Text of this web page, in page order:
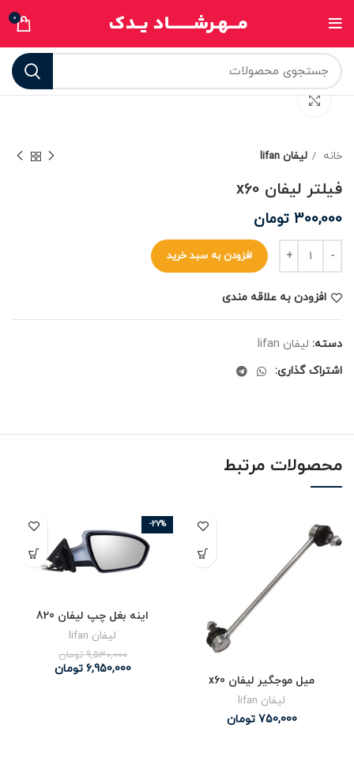
0
برای بزرگنمایی کلیک کنید
خانه لیفان lifan
فیلتر لیفان x60
300,000 تومان
افزودن به سبد خرید
افزودن به علاقه مندی
دسته: لیفان lifan
اشتراک گذاری:
محصولات مرتبط
میل موجگیر لیفان x60
لیفان lifan
750,000 تومان
-27%
اینه بغل چپ لیفان 820
لیفان lifan
9,530,000 تومان
6,950,000 تومان